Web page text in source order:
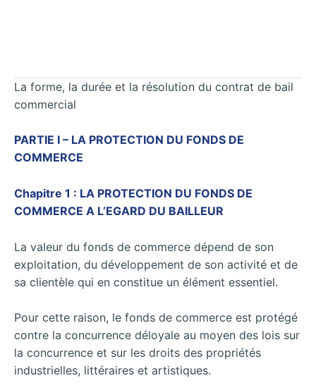
La forme, la durée et la résolution du contrat de bail
commercial
PARTIE I – LA PROTECTION DU FONDS DE
COMMERCE
Chapitre 1 : LA PROTECTION DU FONDS DE
COMMERCE A L’EGARD DU BAILLEUR
La valeur du fonds de commerce dépend de son
exploitation, du développement de son activité et de
sa clientèle qui en constitue un élément essentiel.
Pour cette raison, le fonds de commerce est protégé
contre la concurrence déloyale au moyen des lois sur
la concurrence et sur les droits des propriétés
industrielles, littéraires et artistiques.